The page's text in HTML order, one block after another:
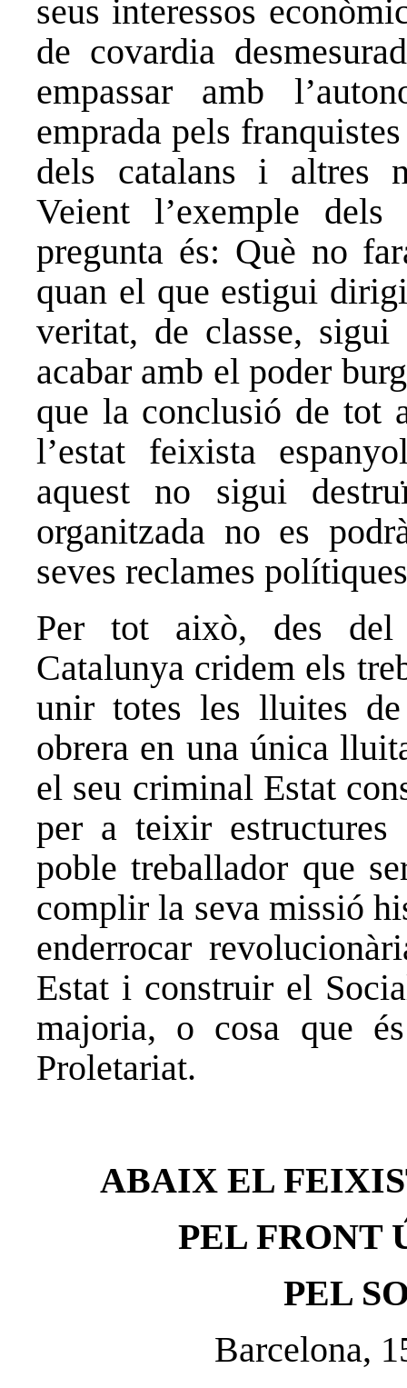
seus interessos
de covardia
empassar amb
emprada pels
dels catalans i altres
Veient l’exemple
pregunta és: Què no
quan el que estigui
veritat, de classe,
acabar amb el poder
que la conclusió de tot
l’estat feixista
aquest no sigui
organitzada no es
seves reclames
Per tot això, des del
Catalunya cridem els
unir totes les lluites
obrera en una única
el seu criminal Estat
per a teixir
poble treballador que
complir la seva missió
enderrocar
Estat i construir el
majoria, o cosa que
Proletariat.
ABAIX EL
PEL FRONT
PEL
Barcelona,